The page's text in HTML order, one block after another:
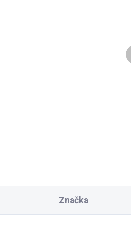
DNÍ
(5 KS)
Značka